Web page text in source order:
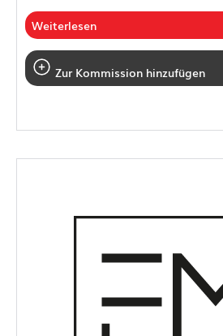
Weiterlesen
Zur Kommission hinzufügen